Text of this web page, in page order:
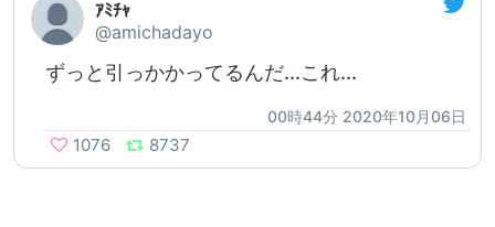
ｱﾐﾁｬ
@amichadayo
ずっと引っかかってるんだ...これ...
00時44分 2020年10月06日
1076 8737